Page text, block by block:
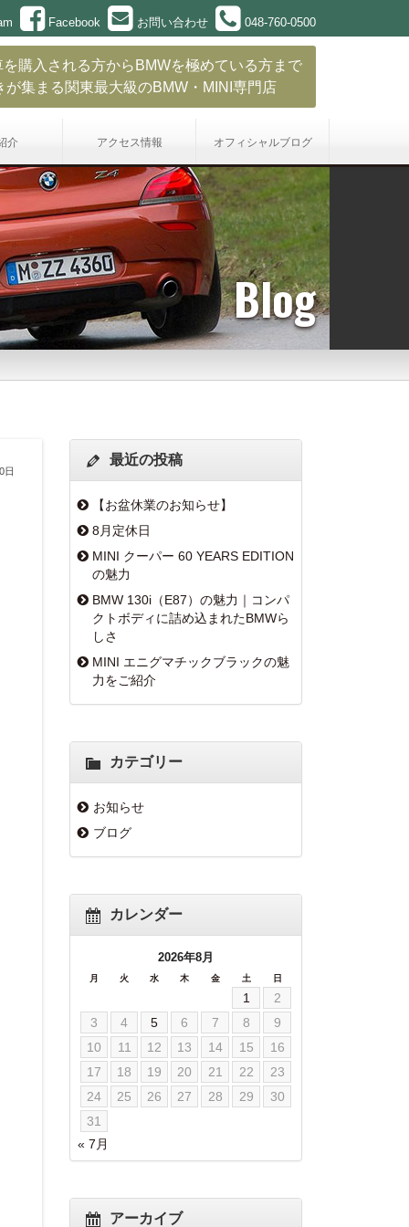
Facebook お問い合わせ 048-760-0500
購入される方からBMWを極めている方まで
が集まる関東最大級のBMW・MINI専門店
介 アクセス情報 オフィシャルブログ
Blog
日
最近の投稿
【お盆休業のお知らせ】
8月定休日
MINI クーパー 60 YEARS EDITION
の魅力
BMW 130i（E87）の魅力｜コンパ
クトボディに詰め込まれたBMWら
しさ
MINI エニグマチックブラックの魅
力をご紹介
カテゴリー
お知らせ
ブログ
カレンダー
2026年8月
月 火 水 木 金 土 日
1
2
3
4 5 6 7 8
9
10
11 12 13 14 15
16
17
18 19 20 21 22
23
24
25 26 27 28 29
30
31
« 7月
アーカイブ